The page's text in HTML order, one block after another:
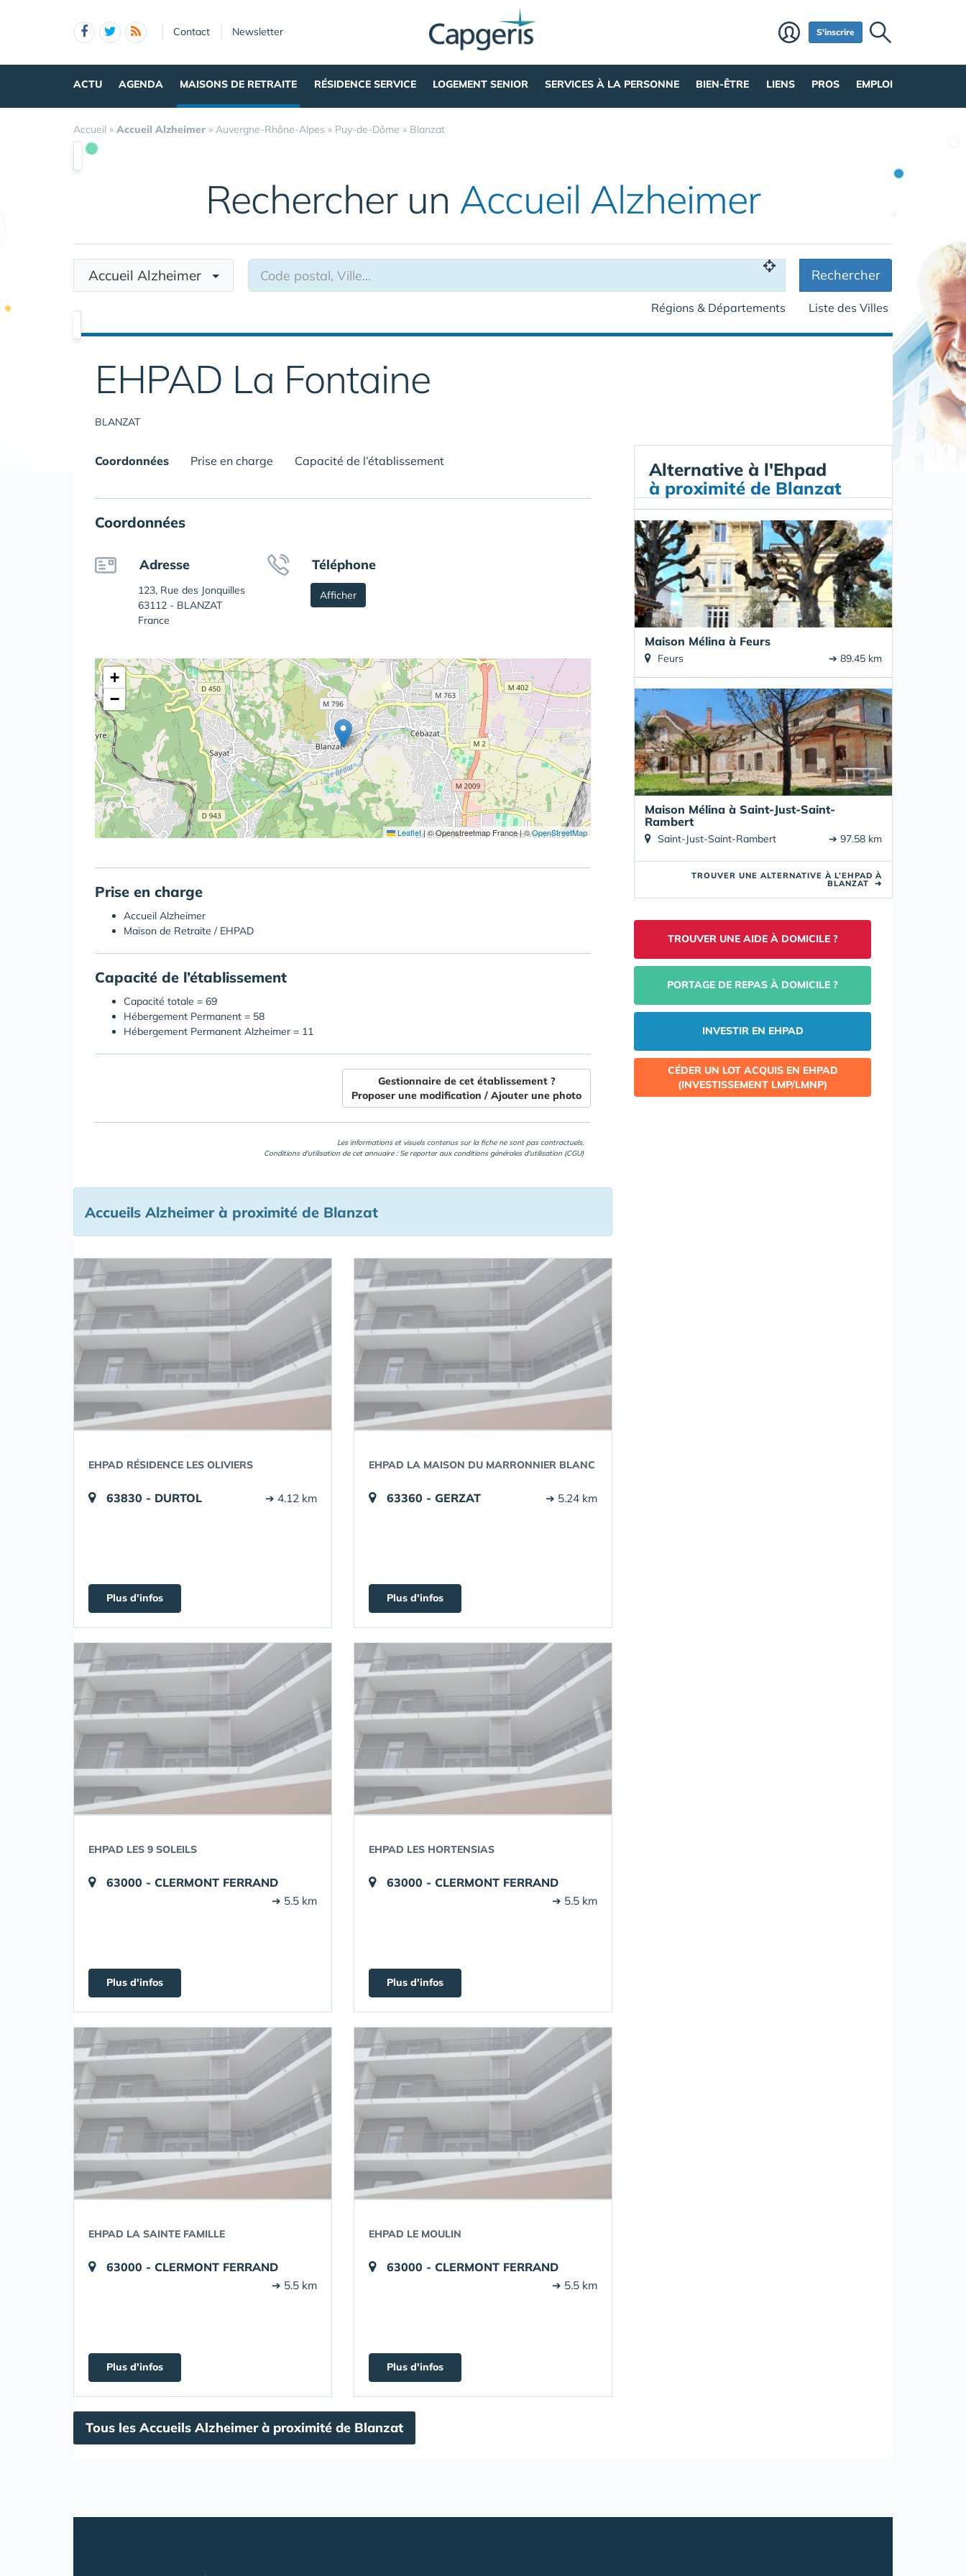
Contact Newsletter S'inscrire
ACTU AGENDA MAISONS DE RETRAITE RÉSIDENCE SERVICE LOGEMENT SENIOR SERVICES À LA PERSONNE BIEN-ÊTRE LIENS PROS EMPLOI
Accueil » Accueil Alzheimer » Auvergne-Rhône-Alpes » Puy-de-Dôme » Blanzat
Rechercher un Accueil Alzheimer
Accueil Alzheimer Rechercher
Régions & Départements Liste des Villes
EHPAD La Fontaine
BLANZAT
Coordonnées Prise en charge Capacité de l’établissement
Coordonnées
Adresse
123, Rue des Jonquilles
63112 - BLANZAT
France
Téléphone
Afficher
+
−
Leaflet| © Openstreetmap France | ©OpenStreetMap
Prise en charge
Accueil Alzheimer
Maison de Retraite / EHPAD
Capacité de l’établissement
Capacité totale = 69
Hébergement Permanent = 58
Hébergement Permanent Alzheimer = 11
Gestionnaire de cet établissement ?
Proposer une modification / Ajouter une photo
Les informations et visuels contenus sur la fiche ne sont pas contractuels.
Conditions d'utilisation de cet annuaire : Se reporter aux conditions générales d'utilisation (CGU)
Accueils Alzheimer à proximité de Blanzat
EHPAD RÉSIDENCE LES OLIVIERS
63830 - DURTOL ➔ 4.12 km
Plus d'infos
EHPAD LA MAISON DU MARRONNIER BLANC
63360 - GERZAT ➔ 5.24 km
Plus d'infos
EHPAD LES 9 SOLEILS
63000 - CLERMONT FERRAND
➔ 5.5 km
Plus d'infos
EHPAD LES HORTENSIAS
63000 - CLERMONT FERRAND
➔ 5.5 km
Plus d'infos
EHPAD LA SAINTE FAMILLE
63000 - CLERMONT FERRAND
➔ 5.5 km
Plus d'infos
EHPAD LE MOULIN
63000 - CLERMONT FERRAND
➔ 5.5 km
Plus d'infos
Tous les Accueils Alzheimer à proximité de Blanzat
Alternative à l'Ehpad
à proximité de Blanzat
Maison Mélina à Feurs
Feurs ➔ 89.45 km
Maison Mélina à Saint-Just-Saint-
Rambert
Saint-Just-Saint-Rambert ➔ 97.58 km
TROUVER UNE ALTERNATIVE À L’EHPAD À
BLANZAT ➜
TROUVER UNE AIDE À DOMICILE ?
PORTAGE DE REPAS À DOMICILE ?
INVESTIR EN EHPAD
CÉDER UN LOT ACQUIS EN EHPAD
(INVESTISSEMENT LMP/LMNP)